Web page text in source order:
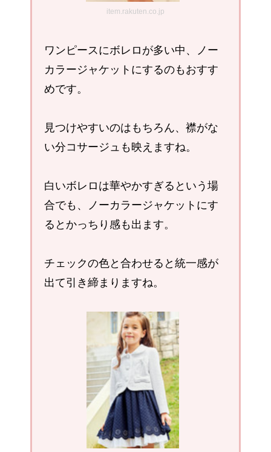
item.rakuten.co.jp
ワンピースにボレロが多い中、ノー
カラージャケットにするのもおすす
めです。
見つけやすいのはもちろん、襟がな
い分コサージュも映えますね。
白いボレロは華やかすぎるという場
合でも、ノーカラージャケットにす
るとかっちり感も出ます。
チェックの色と合わせると統一感が
出て引き締まりますね。